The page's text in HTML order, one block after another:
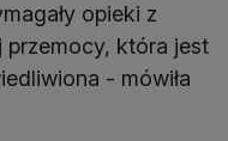
opieki z
która jest
- mówiła